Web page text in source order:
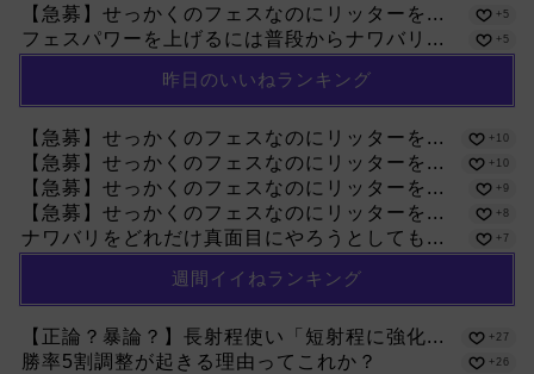
【急募】せっかくのフェスなのにリッターを... +5
フェスパワーを上げるには普段からナワバリ... +5
昨日のいいねランキング
【急募】せっかくのフェスなのにリッターを... +10
【急募】せっかくのフェスなのにリッターを... +10
【急募】せっかくのフェスなのにリッターを... +9
【急募】せっかくのフェスなのにリッターを... +8
ナワバリをどれだけ真面目にやろうとしても... +7
週間イイねランキング
【正論？暴論？】長射程使い「短射程に強化... +27
勝率5割調整が起きる理由ってこれか？ +26